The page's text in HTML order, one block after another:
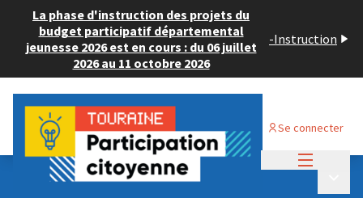
La phase d'instruction des projets du
budget participatif départemental
jeunesse 2026 est en cours : du 06 juillet
2026 au 11 octobre 2026
-Instruction
Se connecter
Budget Participatif ADULTE 2024
💡 Déposer un projet